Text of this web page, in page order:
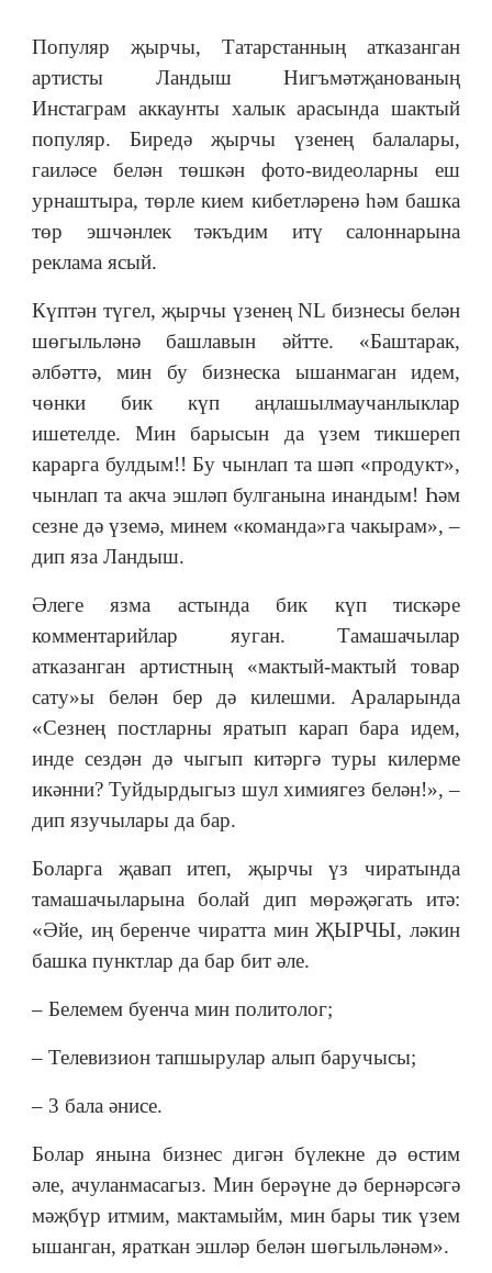
Популяр җырчы, Татарстанның атказанган
артисты Ландыш Нигъмәтҗанованың
Инстаграм аккаунты халык арасында шактый
популяр. Биредә җырчы үзенең балалары,
гаиләсе белән төшкән фото-видеоларны еш
урнаштыра, төрле кием кибетләренә һәм башка
төр эшчәнлек тәкъдим итү салоннарына
реклама ясый.
Күптән түгел, җырчы үзенең NL бизнесы белән
шөгыльләнә башлавын әйтте. «Баштарак,
әлбәттә, мин бу бизнеска ышанмаган идем,
чөнки бик күп аңлашылмаучанлыклар
ишетелде. Мин барысын да үзем тикшереп
карарга булдым!! Бу чынлап та шәп «продукт»,
чынлап та акча эшләп булганына инандым! Һәм
сезне дә үземә, минем «команда»га чакырам», –
дип яза Ландыш.
Әлеге язма астында бик күп тискәре
комментарийлар яуган. Тамашачылар
атказанган артистның «мактый-мактый товар
сату»ы белән бер дә килешми. Араларында
«Сезнең постларны яратып карап бара идем,
инде сездән дә чыгып китәргә туры килерме
икәнни? Туйдырдыгыз шул химиягез белән!», –
дип язучылары да бар.
Боларга җавап итеп, җырчы үз чиратында
тамашачыларына болай дип мөрәҗәгать итә:
«Әйе, иң беренче чиратта мин ҖЫРЧЫ, ләкин
башка пунктлар да бар бит әле.
– Белемем буенча мин политолог;
– Телевизион тапшырулар алып баручысы;
– 3 бала әнисе.
Болар янына бизнес дигән бүлекне дә өстим
әле, ачуланмасагыз. Мин берәүне дә бернәрсәгә
мәҗбүр итмим, мактамыйм, мин бары тик үзем
ышанган, яраткан эшләр белән шөгыльләнәм».